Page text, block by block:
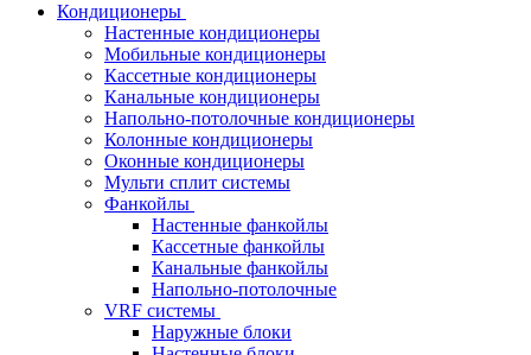
Кондиционеры
Настенные кондиционеры
Мобильные кондиционеры
Кассетные кондиционеры
Канальные кондиционеры
Напольно-потолочные кондиционеры
Колонные кондиционеры
Оконные кондиционеры
Мульти сплит системы
Фанкойлы
Настенные фанкойлы
Кассетные фанкойлы
Канальные фанкойлы
Напольно-потолочные
VRF системы
Наружные блоки